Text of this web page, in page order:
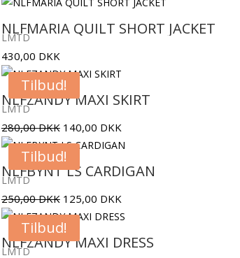
NLFMARIA QUILT SHORT JACKET
LMTD
430,00 DKK
Tilbud!
NLFZANDY MAXI SKIRT
LMTD
280,00DKK Den
oprindelige
pris
var:
280,00 DKK.
140,00 DKKDen
aktuelle
er:
140,00 DKK.
Tilbud!
NLFBYNT LS CARDIGAN
LMTD
250,00DKK Den
oprindelige
pris
var:
125,00 DKKDen
aktuelle
er:
Tilbud!
NLFZANDY MAXI DRESS
LMTD